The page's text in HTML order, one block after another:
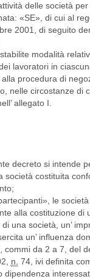
delle società
«SE», di cui al
2001, di seguito
modalità
lavoratori in
procedura di
nelle circostanze di
allegato I.
decreto si intende
società costituita
le
alla costituzione di
una società, un’
un’ influenza
commi da 2 a 7, del
n. 74, ivi definita
dipendenza